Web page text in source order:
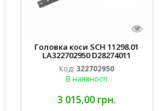
Головка коси SCH 11298.01
LA322702950 D28274011
EMNIYET
Код: 322702950
В наявності
3 015,00 грн.